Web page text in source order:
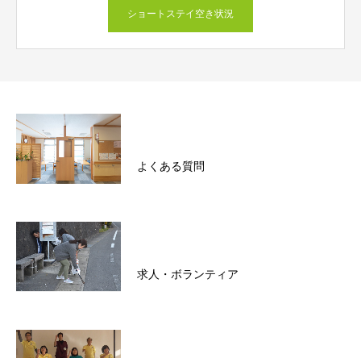
ショートステイ空き状況
よくある質問
求人・ボランティア